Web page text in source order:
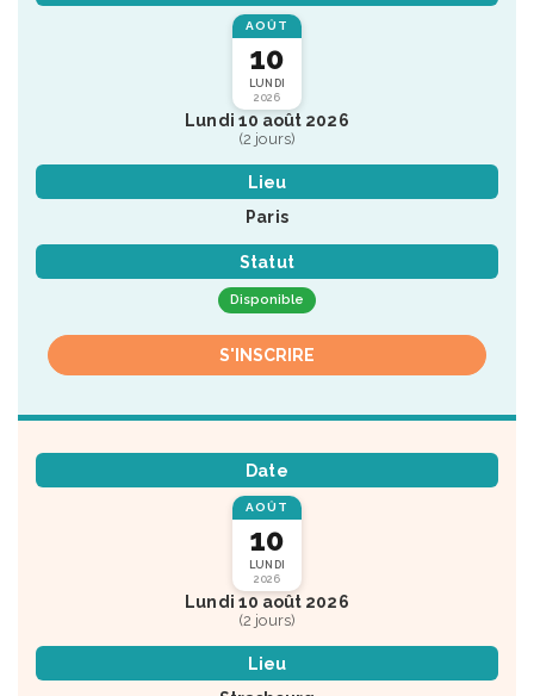
AOÛT
10
LUNDI
2026
Lundi 10 août 2026
(2 jours)
Lieu
Paris
Statut
Disponible
S'INSCRIRE
Date
AOÛT
10
LUNDI
2026
Lundi 10 août 2026
(2 jours)
Lieu